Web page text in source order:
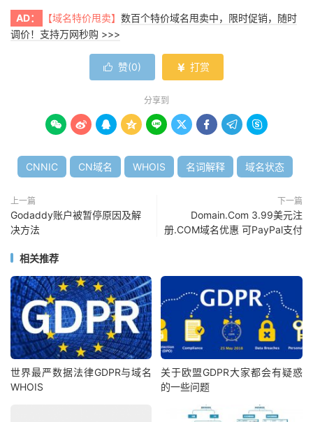
AD： 【域名特价甩卖】 数百个特价域名甩卖中，限时促销，随时
调价！支持万网秒购 >>>
 赞(0)  打赏
分享到
        
CNNIC CN域名 WHOIS 名词解释 域名状态
上一篇
Godaddy账户被暂停原因及解
决方法
下一篇
Domain.Com 3.99美元注
册.COM域名优惠 可PayPal支付
相关推荐
世界最严数据法律GDPR与域名
WHOIS
关于欧盟GDPR大家都会有疑惑
的一些问题